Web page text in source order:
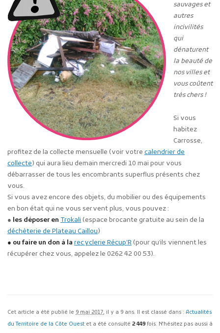
sauvages et
autres
incivilités
qui
dénaturent
la beauté de
nos villes et
vous coûtent
très chers !
Si vous
habitez
Carrosse,
profitez de la collecte mensuelle (voir votre calendrier de
collecte) qui aura lieu demain mercredi 10 mai pour vous
débarrasser de tous les encombrants superflus présents chez
vous.
Si vous avez encore des objets, du mobilier ou des équipements
en bon état qui ne vous servent plus, vous pouvez :
● les déposer en Trokali (espace brocante gratuite au sein de la
déchèterie de Plateau Caillou)
● ou faire un don à la recyclerie Récup’R(pour qu’ils viennent les
récupérer chez vous, appelez le 0262 42 00 53).
Cet article a été publié le 9 mai 2017, il y a 9 ans. Il est classé dans : Actualités
du Territoire de la Côte Ouest et a été consulté 2 449 fois. N'hésitez pas aussi à